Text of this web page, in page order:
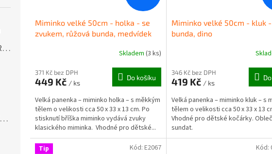
INTEX Krycí bazénová plachta Round 305cm 28030
Vodní pistole s pumpou 37cm 78961
Miminko velké 50cm - holka - se
zvukem, růžová bunda, medvídek
Skladem (3 ks)
371 Kč bez DPH
449 Kč / ks
Do košíku
Velká panenka – miminko holka – s měkkým
tělem o velikosti cca 50 x 33 x 13 cm. Po
stisknutí bříška miminko vydává zvuky
klasického miminka. Vhodné pro dětské...
Miminko velké 50cm - kluk
bunda, dino
346 Kč bez DPH
419 Kč / ks
Velká panenka – miminko kluk – s
tělem o velikosti cca 50 x 33 x 13
Vhodné pro dětské kočárky.
sundat.
Tip Kód: E2067 Kód: